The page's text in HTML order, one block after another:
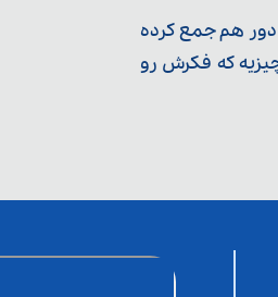
دور هم جمع کرده
که فکرش رو